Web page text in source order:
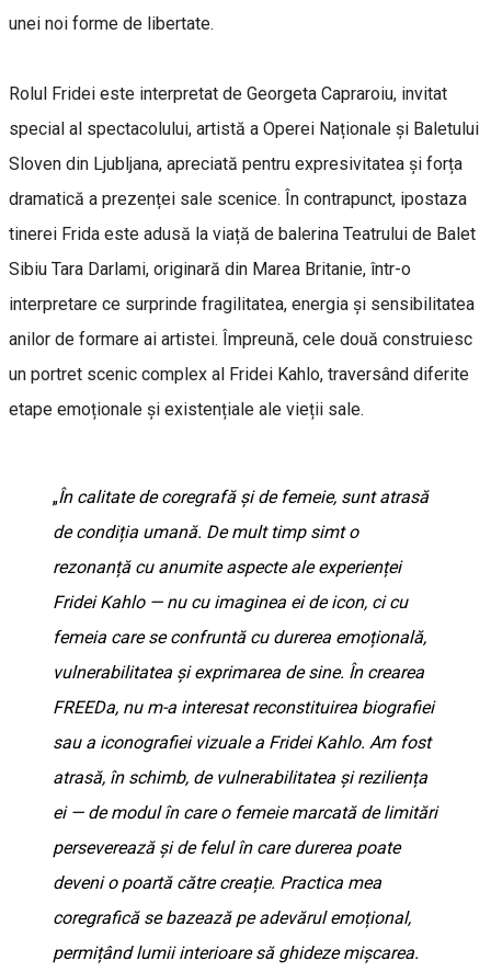
unei noi forme de libertate.
Rolul Fridei este interpretat de Georgeta Capraroiu, invitat
special al spectacolului, artistă a Operei Naționale și Baletului
Sloven din Ljubljana, apreciată pentru expresivitatea și forța
dramatică a prezenței sale scenice. În contrapunct, ipostaza
tinerei Frida este adusă la viață de balerina Teatrului de Balet
Sibiu Tara Darlami, originară din Marea Britanie, într-o
interpretare ce surprinde fragilitatea, energia și sensibilitatea
anilor de formare ai artistei. Împreună, cele două construiesc
un portret scenic complex al Fridei Kahlo, traversând diferite
etape emoționale și existențiale ale vieții sale.
„În calitate de coregrafă și de femeie, sunt atrasă
de condiția umană. De mult timp simt o
rezonanță cu anumite aspecte ale experienței
Fridei Kahlo — nu cu imaginea ei de icon, ci cu
femeia care se confruntă cu durerea emoțională,
vulnerabilitatea și exprimarea de sine. În crearea
FREEDa, nu m-a interesat reconstituirea biografiei
sau a iconografiei vizuale a Fridei Kahlo. Am fost
atrasă, în schimb, de vulnerabilitatea și reziliența
ei — de modul în care o femeie marcată de limitări
perseverează și de felul în care durerea poate
deveni o poartă către creație. Practica mea
coregrafică se bazează pe adevărul emoțional,
permițând lumii interioare să ghideze mișcarea.